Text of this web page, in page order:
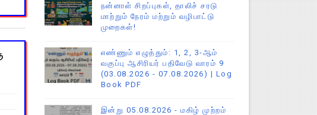
நன்னாள் சிறப்புகள், தாலிச் சரடு
மாற்றும் நேரம் மற்றும் வழிபாட்டு
முறைகள்!
எண்ணும் எழுத்தும்: 1, 2, 3-ஆம்
வகுப்பு ஆசிரியர் பதிவேடு வாரம் 9
(03.08.2026 - 07.08.2026) | Log
Book PDF
இன்று 05.08.2026 - மகிழ் முற்றம்